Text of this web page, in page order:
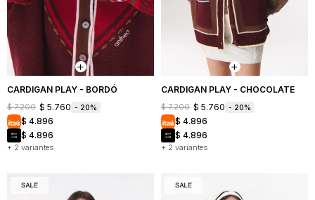
CARDIGAN PLAY - BORDÓ
+ 2 variantes
$ 7.200 $ 5.760 20
$ 4.896
$ 4.896
CARDIGAN PLAY - CHOCOLATE
+ 2 variantes
$ 7.200 $ 5.760 20
$ 4.896
$ 4.896
Buzos
Shorts
y
faldas
Mochilas
Carteras
Bufandas